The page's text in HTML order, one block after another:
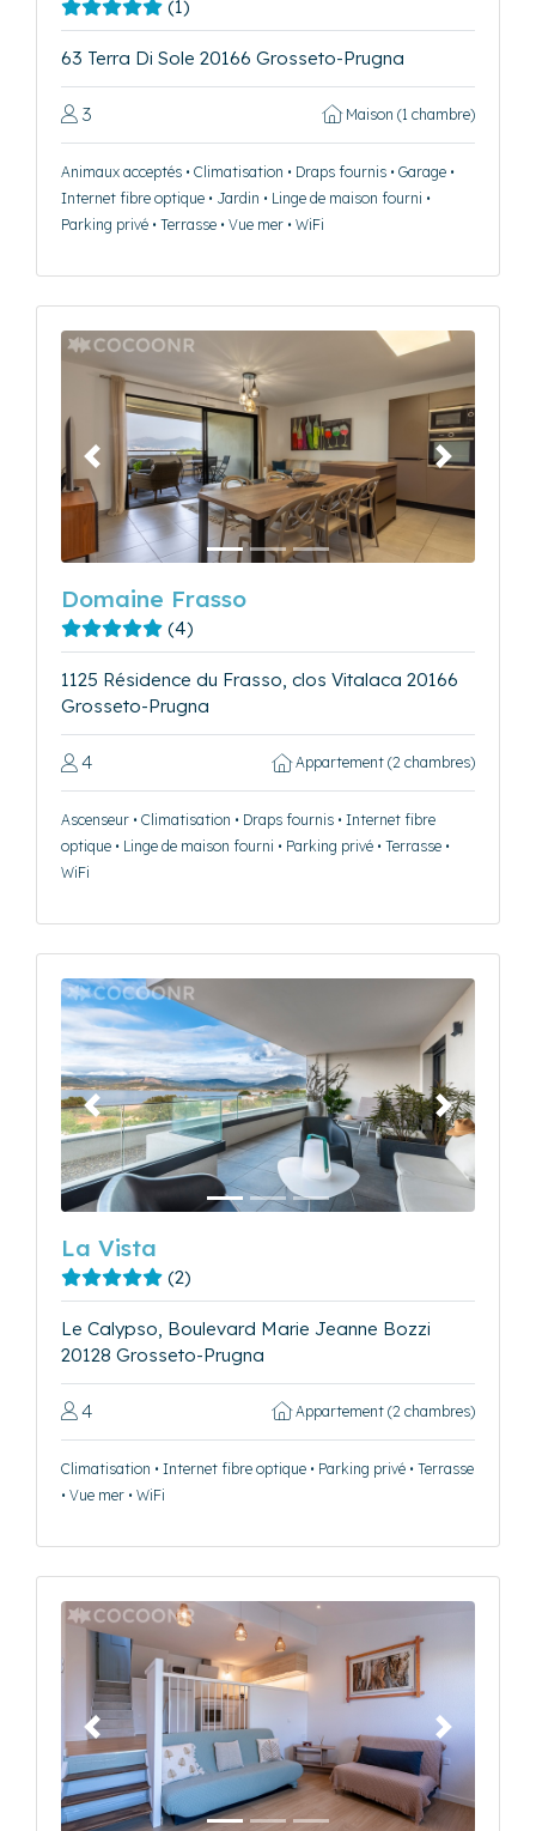
(1)
63 Terra Di Sole 20166 Grosseto-Prugna
3 Maison (1 chambre)
Animaux acceptés • Climatisation • Draps fournis • Garage •
Internet fibre optique • Jardin • Linge de maison fourni •
Parking privé • Terrasse • Vue mer • WiFi
Précédent Suivant
Domaine Frasso
(4)
1125 Résidence du Frasso, clos Vitalaca 20166
Grosseto-Prugna
4 Appartement (2 chambres)
Ascenseur • Climatisation • Draps fournis • Internet fibre
optique • Linge de maison fourni • Parking privé • Terrasse •
WiFi
Précédent Suivant
La Vista
(2)
Le Calypso, Boulevard Marie Jeanne Bozzi
20128 Grosseto-Prugna
4 Appartement (2 chambres)
Climatisation • Internet fibre optique • Parking privé • Terrasse
• Vue mer • WiFi
Précédent Suivant